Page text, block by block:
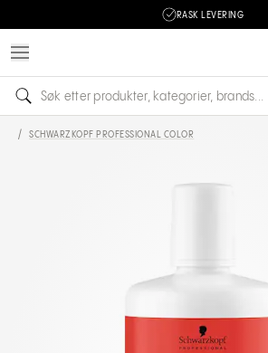
RASK LEVERING
/ SCHWARZKOPF PROFESSIONAL COLOR